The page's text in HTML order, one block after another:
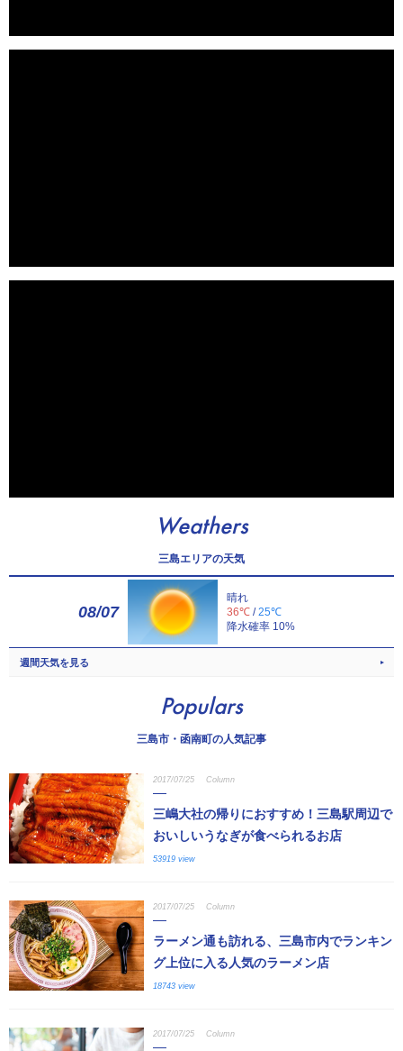
Weathers
三島エリアの天気
08/07
晴れ
36℃ /25℃
降水確率 10%
週間天気を見る
Populars
三島市・函南町の人気記事
2017/07/25 Column
三嶋大社の帰りにおすすめ！三島駅周辺で
おいしいうなぎが食べられるお店
53919 view
2017/07/25 Column
ラーメン通も訪れる、三島市内でランキン
グ上位に入る人気のラーメン店
18743 view
2017/07/25 Column